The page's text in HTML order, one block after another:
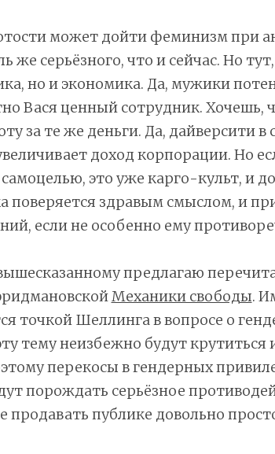
может дойти феминизм при
же серьёзного, что и сейчас. Но
но и экономика. Да, мужики
Вася ценный сотрудник. Хочешь,
за те же деньги. Да, дайверсити в
доход корпорации. Но
это уже карго-культ, и
поверяется здравым смыслом, и
если не особенно ему
предлагаю
Механики свободы.
точкой Шеллинга в вопросе о
тему неизбежно будут крутиться
перекосы в гендерных
порождать серьёзное
продавать публике довольно